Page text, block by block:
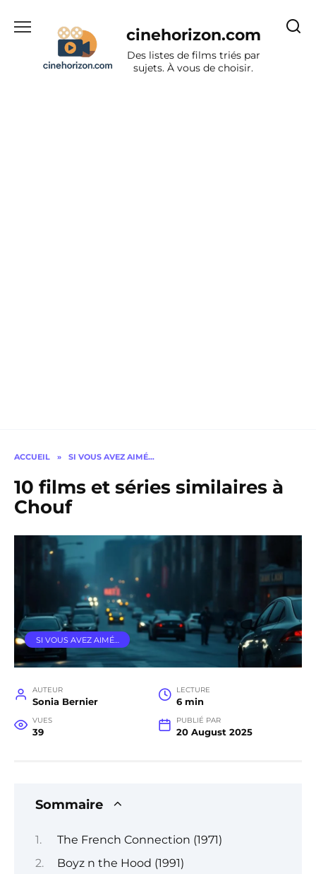
cinehorizon.com
Des listes de films triés par
sujets. À vous de choisir.
ACCUEIL » SI VOUS AVEZ AIMÉ…
10 films et séries similaires à
Chouf
SI VOUS AVEZ AIMÉ…
AUTEUR
Sonia Bernier
LECTURE
6 min
VUES
39
PUBLIÉ PAR
20 August 2025
Sommaire
The French Connection (1971)
Boyz n the Hood (1991)